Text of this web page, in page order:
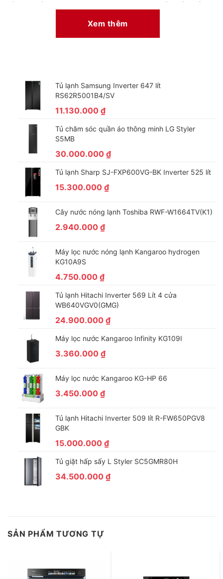
sử dụng của những gia đình có từ 2 – 3 người, đảm bảo quần
Chăm sóc quần áo tốt hơn với chức năng sấy chống
Chế độ này diễn ra ngay sau khi kết thúc chu trình sấy, lồng
sấy sẽ quay theo chu kì chạy – dừng trong vòng 1 giờ giúp hạn
Công nghệ sấy thông hơi giúp quần áo khô nhanh và
tiết kiệm điện
sổ. Với công nghệ sấy thông hơi, máy sẽ giúp quần áo của bạn
khô nhanh chóng và khả năng tiết kiệm năng lượng điện đáng
Sấy quần áo linh hoạt hơn với nhiều mức tùy chỉnh
Người dùng có thể chọn 4 mức nhiệt độ sấy khác nhau bao
Xem thêm
Tủ lạnh Samsung Inverter 647 lít
RS62R5001B4/SV
11.130.000 ₫
Tủ chăm sóc quần áo thông minh LG Styler
S5MB
30.000.000 ₫
Tủ lạnh Sharp SJ-FXP600VG-BK Inverter 525 lít
15.300.000 ₫
Cây nước nóng lạnh Toshiba RWF-W1664TV(K1)
2.940.000 ₫
Máy lọc nước nóng lạnh Kangaroo hydrogen
KG10A9S
4.750.000 ₫
Tủ lạnh Hitachi Inverter 569 Lít 4 cửa
WB640VGV0(GMG)
24.900.000 ₫
Máy lọc nước Kangaroo Infinity KG109I
3.360.000 ₫
Máy lọc nước Kangaroo KG-HP 66
3.450.000 ₫
Tủ lạnh Hitachi Inverter 509 lít R-FW650PGV8
GBK
15.000.000 ₫
Tủ giặt hấp sấy L Styler SC5GMR80H
34.500.000 ₫
SẢN PHẨM TƯƠNG TỰ